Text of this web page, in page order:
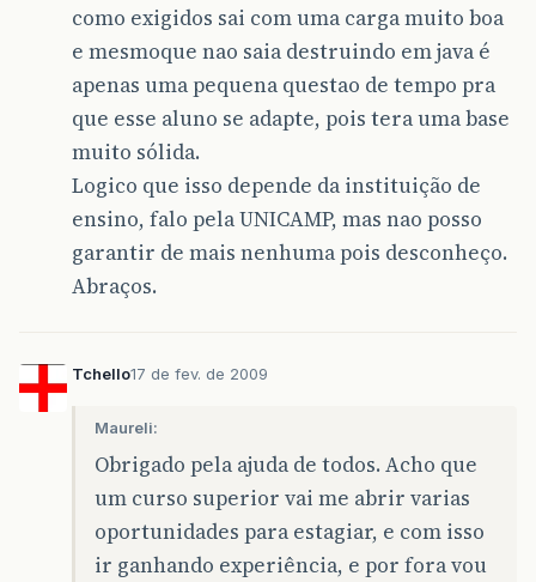
como exigidos sai com uma carga muito boa
e mesmoque nao saia destruindo em java é
apenas uma pequena questao de tempo pra
que esse aluno se adapte, pois tera uma base
muito sólida.
Logico que isso depende da instituição de
ensino, falo pela UNICAMP, mas nao posso
garantir de mais nenhuma pois desconheço.
Abraços.
Tchello17 de fev. de 2009
Maureli:
Obrigado pela ajuda de todos. Acho que
um curso superior vai me abrir varias
oportunidades para estagiar, e com isso
ir ganhando experiência, e por fora vou